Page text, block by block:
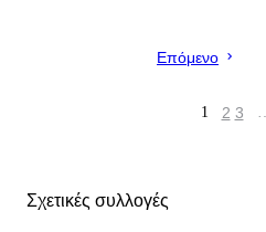
Επόμενο
1 2 3
Σχετικές συλλογές